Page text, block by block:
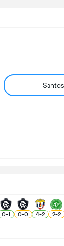
Santos
0-1 0-0 4-2 2-2